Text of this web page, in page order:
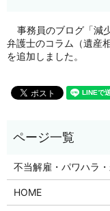
事務員のブログ「減
弁護士のコラム（遺産
を追加しました。
不当解雇・パワハラ
HOME